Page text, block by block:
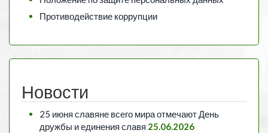
Противодействие коррупции
Новости
25 июня славяне всего мира отмечают День
дружбы и единения славя 25.06.2026